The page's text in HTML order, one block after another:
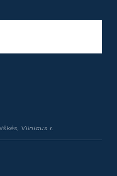
Vilniaus r.